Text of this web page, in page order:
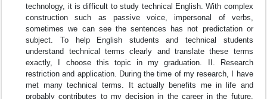
technology, it is difficult to study technical English. With complex
construction such as passive voice, impersonal of verbs,
sometimes we can see the sentences has not predictation or
subject. To help English students and technical students
understand technical terms clearly and translate these terms
exactly, I choose this topic in my graduation. II. Research
restriction and application. During the time of my research, I have
met many technical terms. It actually benefits me in life and
probably contributes to my decision in the career in the future.